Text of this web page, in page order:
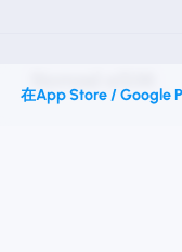
在App Store / Google